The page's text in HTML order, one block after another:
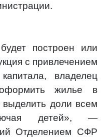
построен или
с привлечением
владелец
жилье в
доли всем
детей», —
Отделением СФР